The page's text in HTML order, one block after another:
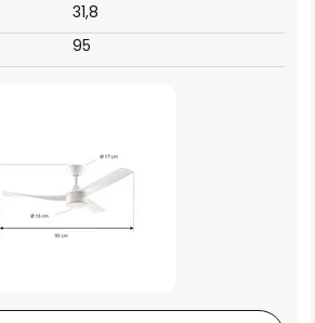
95
31,8